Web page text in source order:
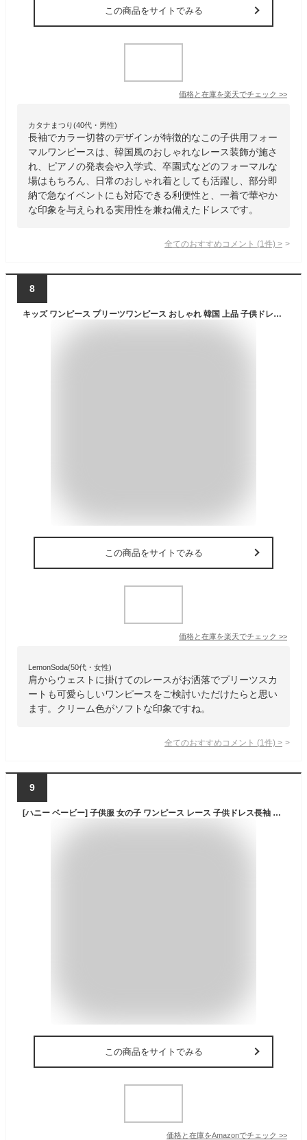
この商品をサイトでみる
価格と在庫を楽天でチェック >>
カタナまつり(40代・男性)
長袖でカラー切替のデザインが特徴的なこの子供用フォー
マルワンピースは、韓国風のおしゃれなレース装飾が施さ
れ、ピアノの発表会や入学式、卒園式などのフォーマルな
場はもちろん、日常のおしゃれ着としても活躍し、部分即
納で急なイベントにも対応できる利便性と、一着で華やか
な印象を与えられる実用性を兼ね備えたドレスです。
全てのおすすめコメント (1 件) >
8
キッズ ワンピース プリーツワンピース おしゃれ 韓国 上品 子供ドレス レース 女の子 フォーマル 子供服 シースルー 春秋 結婚式 夏 七五三 パーティー 刺繍 チュール 発表会 入園 入学 花柄 クリーム 100cm110cm120cm130cm
この商品をサイトでみる
価格と在庫を楽天でチェック >>
LemonSoda(50代・女性)
肩からウェストに掛けてのレースがお洒落でプリーツスカ
ートも可愛らしいワンピースをご検討いただけたらと思い
ます。クリーム色がソフトな印象ですね。
全てのおすすめコメント (1 件) >
9
[ハニー ベービー] 子供服 女の子 ワンピース レース 子供ドレス長袖 フレア プリンセス ドレス 結婚式 パーティー 入園式 発表会 普段着 通園 通学 (23#(対応115-129cm), ベージュ)
この商品をサイトでみる
価格と在庫をAmazonでチェック >>